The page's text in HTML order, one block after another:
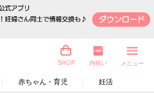
赤ちゃん・育児 妊活
SHOP 内祝い メニュー